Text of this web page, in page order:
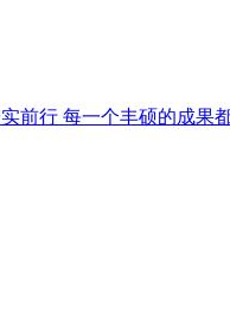
前行 每一个丰硕的成果